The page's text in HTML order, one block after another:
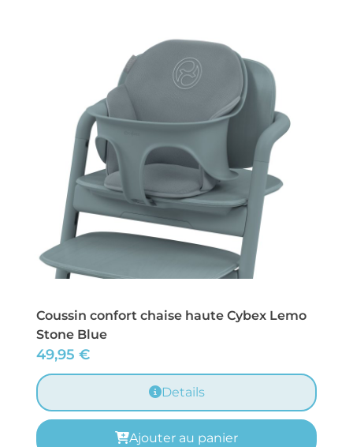
Coussin confort chaise haute Cybex Lemo
Stone Blue
49,95 €
Details
Ajouter au panier